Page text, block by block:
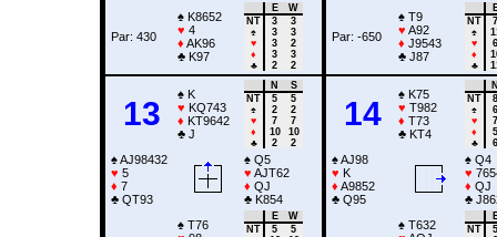
Par: 430
♠ K8652
♥ 4
♦ AK96
♣ K97
E
W
NT
3
3
♠
3
3
♥
3
2
♦
3
3
♣
2 2
Par: -650
♠ T9
♥ A92
♦ J9543
♣ J87
NT
7
♠
♥
6
♦
♣
13
♠ K
♥ KQ743
♦ KT9642
♣ J
N
S
NT
5
5
♠
2
2
♥
7
7
♦
10
10
♣
2 2
♠AJ98432
♥ 5
♦ 7
♣ QT93
♠ Q5
♥ AJT62
♦ QJ
♣ K854
♠ T76
E
W
NT
5
5
14
♠ K75
♥ T982
♦ T73
♣ KT4
NT
8
♠
6
♥
7
♦
5
♣
6
♠AJ98
♥ K
♦ A9852
♣ Q95
♠ Q4
♥
♦ QJ
♣
♠ T632
NT
5